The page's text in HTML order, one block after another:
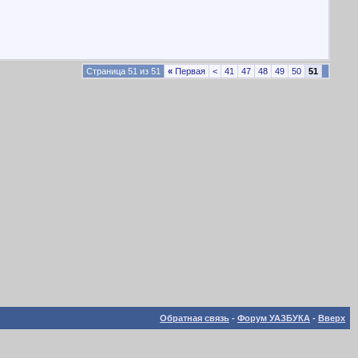
Страница 51 из 51 « Первая < 41 47 48 49 50 51
Обратная связь - Форум УАЗБУКА - Вверх